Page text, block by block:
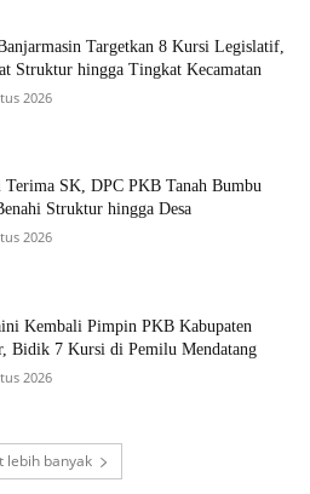
Targetkan 8 Kursi Legislatif,
Struktur hingga Tingkat Kecamatan
2026
Terima SK, DPC PKB Tanah Bumbu
Struktur hingga Desa
2026
Kembali Pimpin PKB Kabupaten
Bidik 7 Kursi di Pemilu Mendatang
2026
lebih banyak